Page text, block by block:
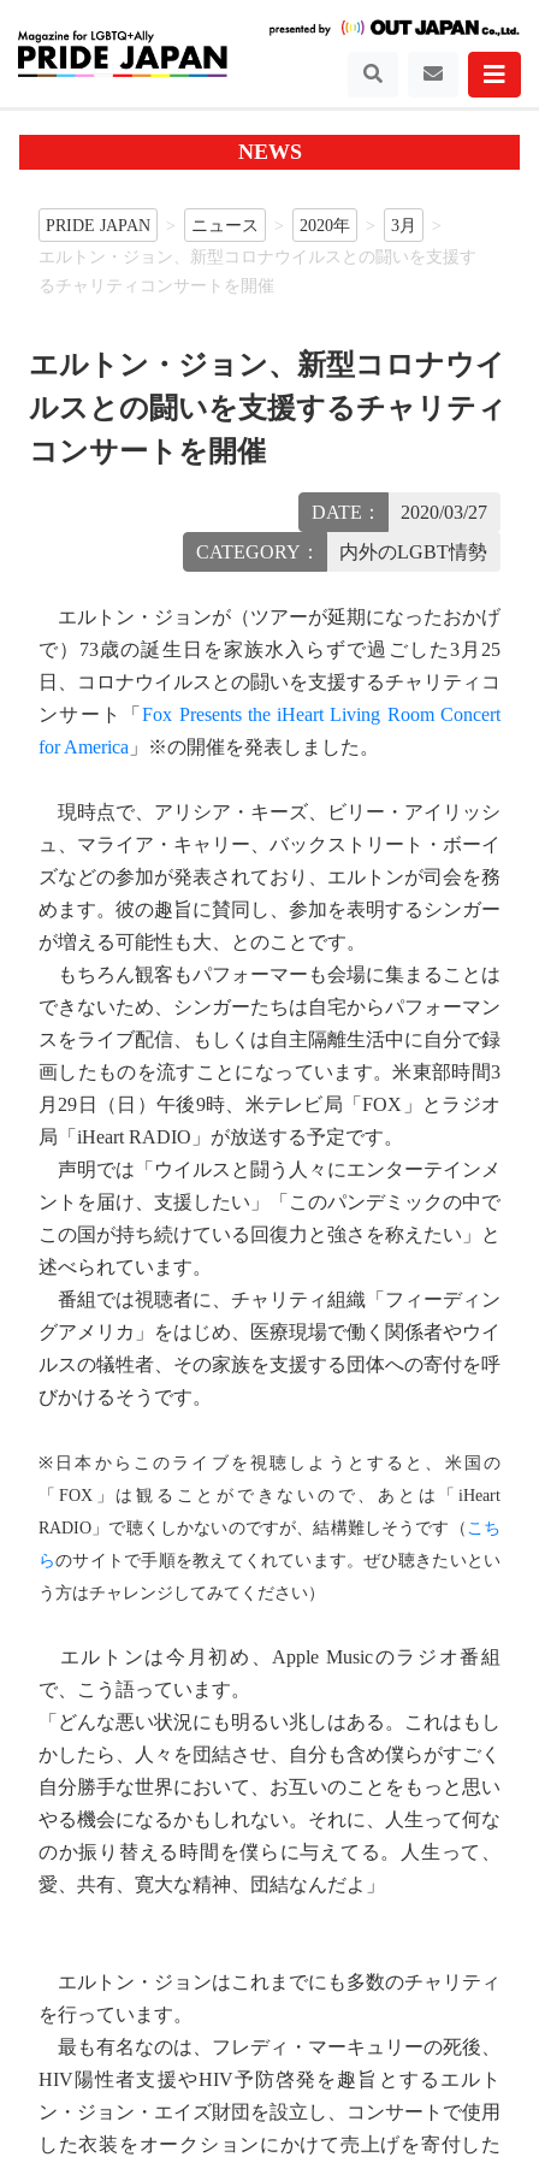
NEWS
PRIDE JAPAN ニュース 2020年
3月
エルトン・ジョン、新型コロナウイルスとの闘いを支援す
るチャリティコンサートを開催
エルトン・ジョン、新型コロナウイ
ルスとの闘いを支援するチャリティ
コンサートを開催
DATE：
2020/03/27
CATEGORY：
内外のLGBT情勢
エルトン・ジョンが（ツアーが延期になったおかげ
で）73歳の誕生日を家族水入らずで過ごした3月25
日、コロナウイルスとの闘いを支援するチャリティコ
ンサート「Fox Presents the iHeart Living Room Concert
for America 」※の開催を発表しました。
現時点で、アリシア・キーズ、ビリー・アイリッシ
ュ、マライア・キャリー、バックストリート・ボーイ
ズなどの参加が発表されており、エルトンが司会を務
めます。彼の趣旨に賛同し、参加を表明するシンガー
が増える可能性も大、とのことです。
もちろん観客もパフォーマーも会場に集まることは
できないため、シンガーたちは自宅からパフォーマン
スをライブ配信、もしくは自主隔離生活中に自分で録
画したものを流すことになっています。米東部時間3
月29日（日）午後9時、米テレビ局「FOX」とラジオ
局「iHeart RADIO」が放送する予定です。
声明では「ウイルスと闘う人々にエンターテインメ
ントを届け、支援したい」「このパンデミックの中で
この国が持ち続けている回復力と強さを称えたい」と
述べられています。
番組では視聴者に、チャリティ組織「フィーディン
グアメリカ」をはじめ、医療現場で働く関係者やウイ
ルスの犠牲者、その家族を支援する団体への寄付を呼
びかけるそうです。
※日本からこのライブを視聴しようとすると、米国の
「FOX」は観ることができないので、あとは「iHeart
RADIO」で聴くしかないのですが、結構難しそうです（ こち
らのサイトで手順を教えてくれています。ぜひ聴きたいとい
う方はチャレンジしてみてください）
エルトンは今月初め、Apple Musicのラジオ番組
で、こう語っています。
「どんな悪い状況にも明るい兆しはある。これはもし
かしたら、人々を団結させ、自分も含め僕らがすごく
自分勝手な世界において、お互いのことをもっと思い
やる機会になるかもしれない。それに、人生って何な
のか振り替える時間を僕らに与えてる。人生って、
愛、共有、寛大な精神、団結なんだよ」
エルトン・ジョンはこれまでにも多数のチャリティ
を行っています。
最も有名なのは、フレディ・マーキュリーの死後、
HIV陽性者支援やHIV予防啓発を趣旨とするエルト
ン・ジョン・エイズ財団を設立し、コンサートで使用
した衣装をオークションにかけて売上げを寄付した